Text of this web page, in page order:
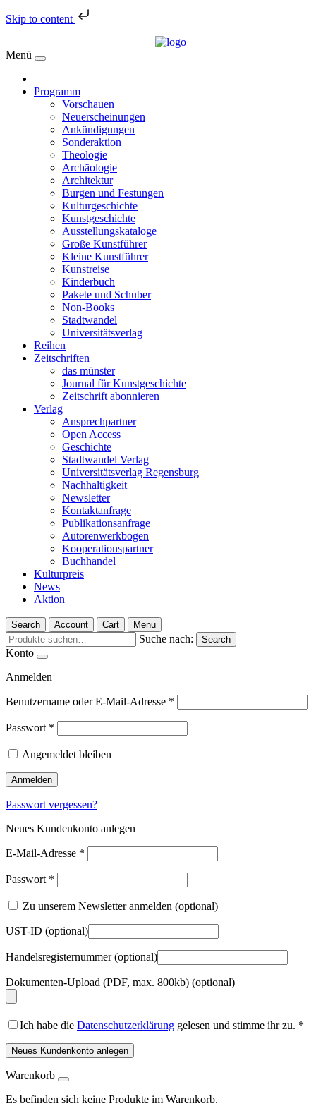
Skip to content
Menü
Programm
Vorschauen
Neuerscheinungen
Ankündigungen
Sonderaktion
Theologie
Archäologie
Architektur
Burgen und Festungen
Kulturgeschichte
Kunstgeschichte
Ausstellungskataloge
Große Kunstführer
Kleine Kunstführer
Kunstreise
Kinderbuch
Pakete und Schuber
Non-Books
Stadtwandel
Universitätsverlag
Reihen
Zeitschriften
das münster
Journal für Kunstgeschichte
Zeitschrift abonnieren
Verlag
Ansprechpartner
Open Access
Geschichte
Stadtwandel Verlag
Universitätsverlag Regensburg
Nachhaltigkeit
Newsletter
Kontaktanfrage
Publikationsanfrage
Autorenwerkbogen
Kooperationspartner
Buchhandel
Kulturpreis
News
Aktion
Search Account Cart Menu
Suche nach: Search
Konto
Anmelden
Benutzername oder E-Mail-Adresse *
Passwort *
Angemeldet bleiben
Anmelden
Passwort vergessen?
Neues Kundenkonto anlegen
E-Mail-Adresse *
Passwort *
Zu unserem Newsletter anmelden (optional)
UST-ID (optional)
Handelsregisternummer(optional)
Dokumenten-Upload (PDF, max. 800kb) (optional)
Ich habe die Datenschutzerklärung gelesen und stimme ihr zu. *
Neues Kundenkonto anlegen
Warenkorb
Es befinden sich keine Produkte im Warenkorb.